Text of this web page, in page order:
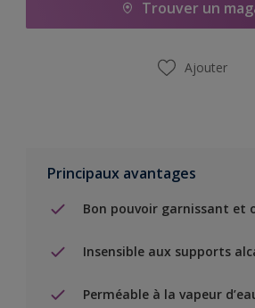
Trouver un
Ajouter
Principaux avantages
Bon pouvoir garnissant et
Insensible aux supports
Perméable à la vapeur